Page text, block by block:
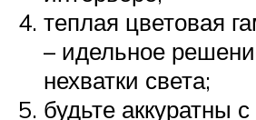
теплая цветовая
– идельное
нехватки света;
будьте аккуратны с